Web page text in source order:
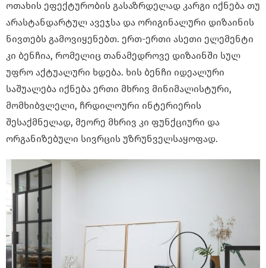
ოთახის ეფექტურობის გასაზრდელად კარგი იქნება თუ
არასტანდარტულ ავეჯსა და ორიგინალური დიზაინის
ნივთებს გამოვიყენებთ. ერთ-ერთი ასეთი ელემენტი
კი ბენჩია, რომელიც თანამედროვე დიზაინში სულ
უფრო აქტუალური ხდება. ხის ბენჩი იდეალური
საშუალება იქნება ერთი მხრივ მინიმალისტური,
მომხიბვლელი, ჩრდილოური ინტერიერის
შესაქმნელად, მეორე მხრივ კი ფუნქციური და
ორგანიზებული სივრცის უზრუნველსაყოფად.